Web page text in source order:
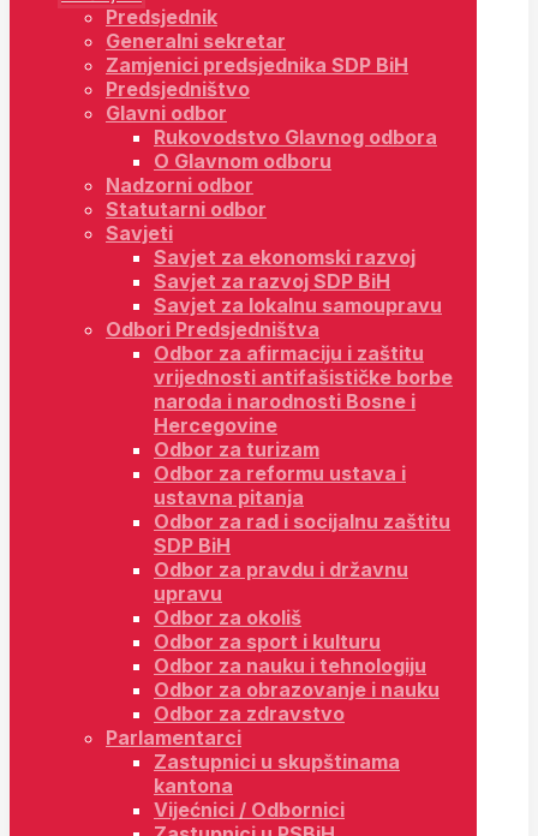
Predsjednik
Generalni sekretar
Zamjenici predsjednika SDP BiH
Predsjedništvo
Glavni odbor
Rukovodstvo Glavnog odbora
O Glavnom odboru
Nadzorni odbor
Statutarni odbor
Savjeti
Savjet za ekonomski razvoj
Savjet za razvoj SDP BiH
Savjet za lokalnu samoupravu
Odbori Predsjedništva
Odbor za afirmaciju i zaštitu
vrijednosti antifašističke borbe
naroda i narodnosti Bosne i
Hercegovine
Odbor za turizam
Odbor za reformu ustava i
ustavna pitanja
Odbor za rad i socijalnu zaštitu
SDP BiH
Odbor za pravdu i državnu
upravu
Odbor za okoliš
Odbor za sport i kulturu
Odbor za nauku i tehnologiju
Odbor za obrazovanje i nauku
Odbor za zdravstvo
Parlamentarci
Zastupnici u skupštinama
kantona
Vijećnici / Odbornici